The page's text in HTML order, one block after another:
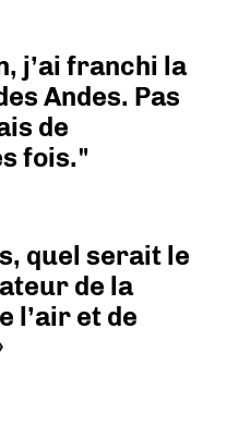
j’ai franchi la
Andes. Pas
de
fois."
quel serait le
de la
l’air et de